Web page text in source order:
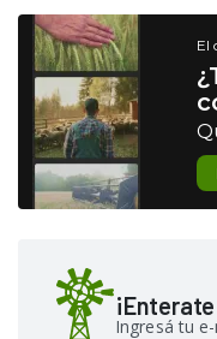
El
Ingresá tu